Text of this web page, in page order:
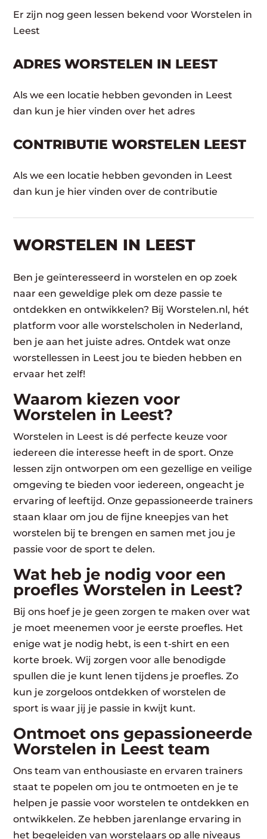
Er zijn nog geen lessen bekend voor Worstelen in
Leest
ADRES WORSTELEN IN LEEST
Als we een locatie hebben gevonden in Leest
dan kun je hier vinden over het adres
CONTRIBUTIE WORSTELEN LEEST
Als we een locatie hebben gevonden in Leest
dan kun je hier vinden over de contributie
WORSTELEN​ IN LEEST
Ben je geïnteresseerd in worstelen en op zoek
naar een geweldige plek om deze passie te
ontdekken en ontwikkelen? Bij Worstelen.nl, hét
platform voor alle worstelscholen in Nederland,
ben je aan het juiste adres. Ontdek wat onze
worstellessen in Leest jou te bieden hebben en
ervaar het zelf!
Waarom kiezen voor
Worstelen in Leest?
Worstelen in Leest is dé perfecte keuze voor
iedereen die interesse heeft in de sport. Onze
lessen zijn ontworpen om een gezellige en veilige
omgeving te bieden voor iedereen, ongeacht je
ervaring of leeftijd. Onze gepassioneerde trainers
staan klaar om jou de fijne kneepjes van het
worstelen bij te brengen en samen met jou je
passie voor de sport te delen.
Wat heb je nodig voor een
proefles Worstelen in Leest?
Bij ons hoef je je geen zorgen te maken over wat
je moet meenemen voor je eerste proefles. Het
enige wat je nodig hebt, is een t-shirt en een
korte broek. Wij zorgen voor alle benodigde
spullen die je kunt lenen tijdens je proefles. Zo
kun je zorgeloos ontdekken of worstelen de
sport is waar jij je passie in kwijt kunt.
Ontmoet ons gepassioneerde
Worstelen in Leest team
Ons team van enthousiaste en ervaren trainers
staat te popelen om jou te ontmoeten en je te
helpen je passie voor worstelen te ontdekken en
ontwikkelen. Ze hebben jarenlange ervaring in
het begeleiden van worstelaars op alle niveaus